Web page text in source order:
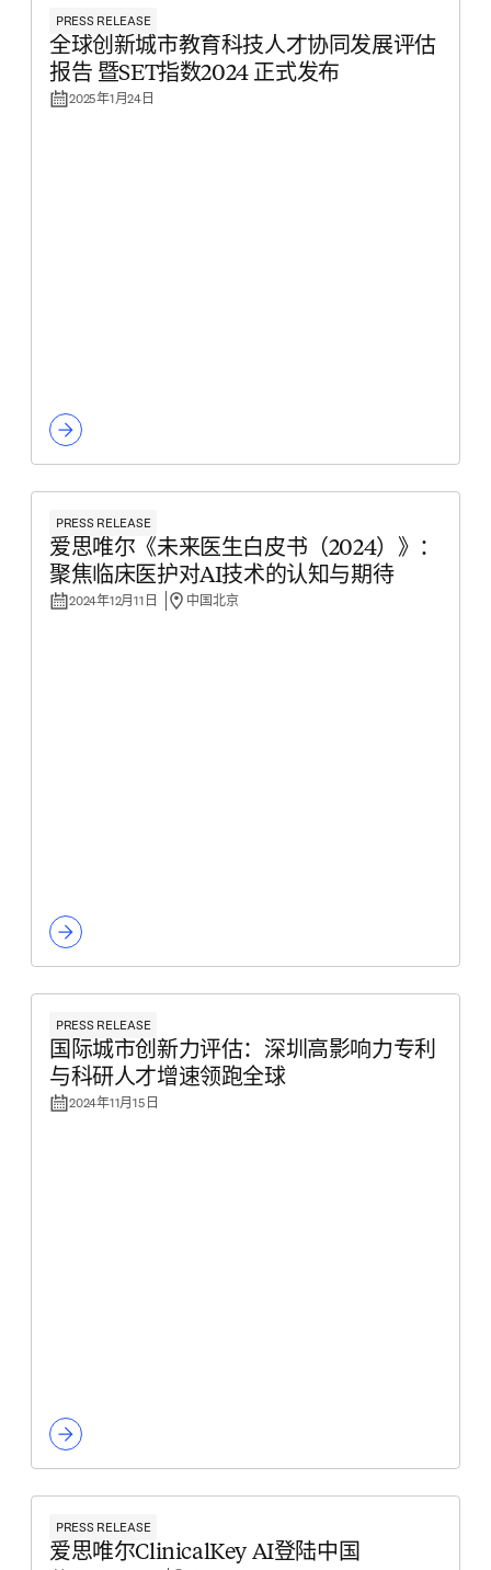
PRESS RELEASE
全球创新城市教育科技人才协同发展评估
报告 暨SET指数2024 正式发布
2025年1月24日
PRESS RELEASE
爱思唯尔《未来医生白皮书（2024）》：
聚焦临床医护对AI技术的认知与期待
2024年12月11日 中国北京
PRESS RELEASE
国际城市创新力评估：深圳高影响力专利
与科研人才增速领跑全球
2024年11月15日
PRESS RELEASE
爱思唯尔ClinicalKey AI登陆中国